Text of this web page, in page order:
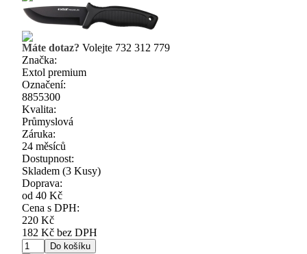
Máte dotaz? Volejte 732 312 779
Značka:
Extol premium
Označení:
8855300
Kvalita:
Průmyslová
Záruka:
24 měsíců
Dostupnost:
Skladem (3 Kusy)
Doprava:
od 40 Kč
Cena s DPH:
220 Kč
182 Kč bez DPH